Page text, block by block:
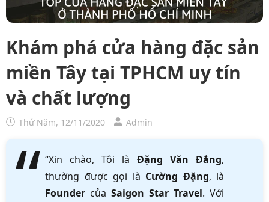
Khám phá cửa hàng đặc sản
miền Tây tại TPHCM uy tín
và chất lượng
Thứ Năm, 12/11/2020 Admin
“Xin chào, Tôi là Đặng Văn Đẳng,
thường được gọi là Cường Đặng, là
Founder của Saigon Star Travel. Với